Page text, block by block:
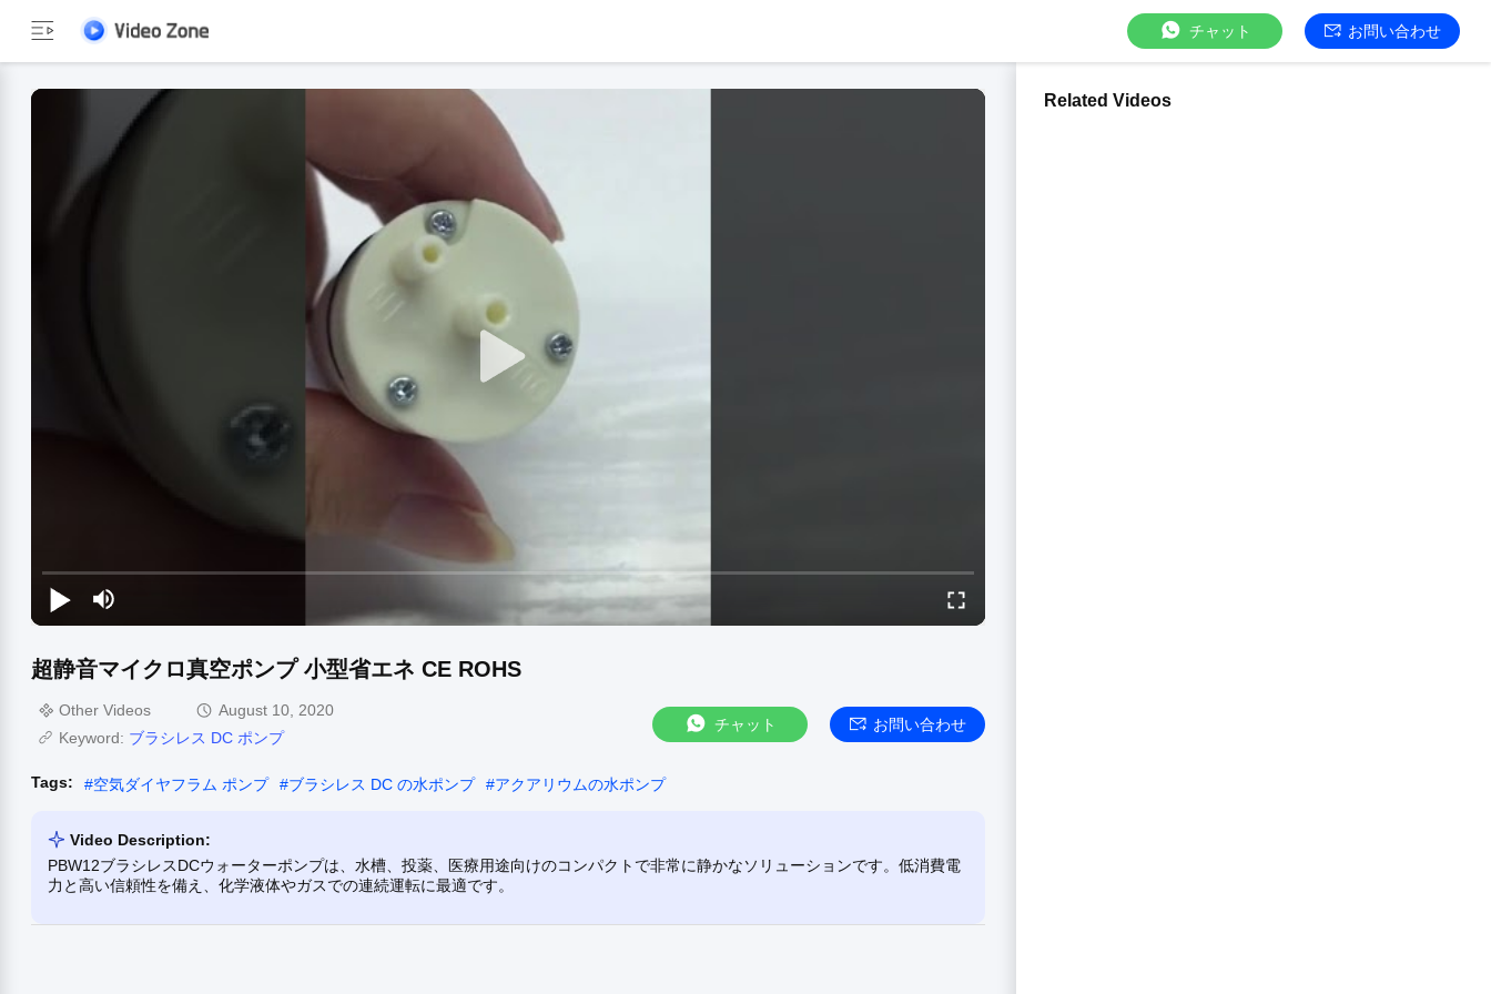
チャット お問い合わせ
超静音マイクロ真空ポンプ 小型省エネ CE ROHS
Other Videos
August 10, 2020
Keyword: ブラシレス DC ポンプ
チャット お問い合わせ
Tags: #空気ダイヤフラム ポンプ #ブラシレス DC の水ポンプ #アクアリウムの水ポンプ
Video Description:
PBW12ブラシレスDCウォーターポンプは、水槽、投薬、医療用途向けのコンパクトで非常に静かなソリューションです。低消費電
力と高い信頼性を備え、化学液体やガスでの連続運転に最適です。
Related Videos